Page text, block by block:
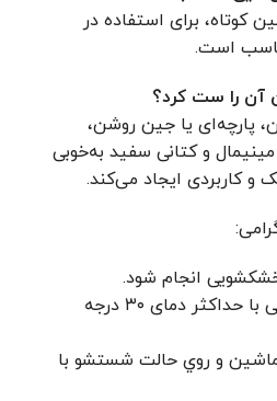
کوتاه، برای استفاده در
است.
پارچه‌ای یا جین روشن،
و کتانی سفید به‌خوبی
کاربردی ایجاد می‌کند.
انجام شود.
شستشو با ماشین لباسشویی با حداکثر دمای ۳۰ درجه
و روي حالت شستشو با